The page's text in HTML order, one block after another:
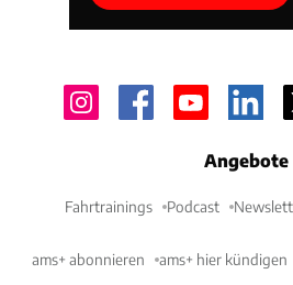
Angebote
Fahrtrainings Podcast
ams+ abonnieren ams+ hier kündigen